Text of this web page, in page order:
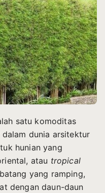
satu komoditas
dunia arsitektur
hunian yang
atau tropical
yang ramping,
dengan daun-daun